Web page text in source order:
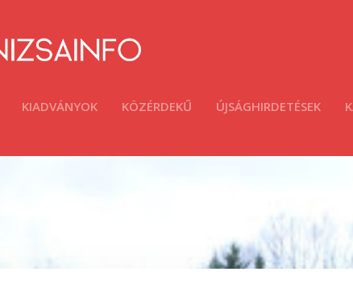
KIADVÁNYOK KÖZÉRDEKŰ ÚJSÁGHIRDETÉSEK